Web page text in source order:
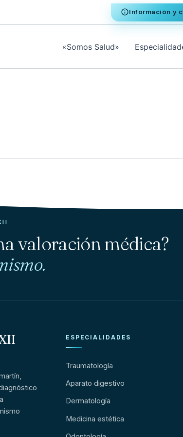
Información y
«Somos Salud»
valoración médica?
ESPECIALIDADES
Traumatología
Aparato digestivo
Dermatología
Medicina estética